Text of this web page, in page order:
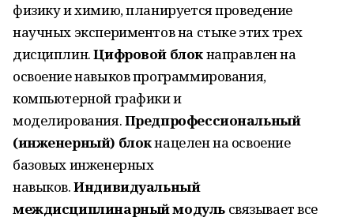
физику и химию, планируется проведение
научных экспериментов на стыке этих трех
дисциплин.Цифровой блокнаправлен на
освоение навыков программирования,
компьютерной графики и
моделирования.Предпрофессиональный
(инженерный) блокнацелен на освоение
базовых инженерных
навыков.Индивидуальный
междисциплинарный модульсвязывает все